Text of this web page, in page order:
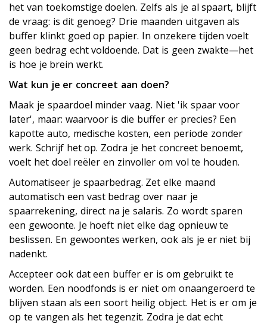
het van toekomstige doelen. Zelfs als je al spaart, blijft
de vraag: is dit genoeg? Drie maanden uitgaven als
buffer klinkt goed op papier. In onzekere tijden voelt
geen bedrag echt voldoende. Dat is geen zwakte—het
is hoe je brein werkt.
Wat kun je er concreet aan doen?
Maak je spaardoel minder vaag. Niet 'ik spaar voor
later', maar: waarvoor is die buffer er precies? Een
kapotte auto, medische kosten, een periode zonder
werk. Schrijf het op. Zodra je het concreet benoemt,
voelt het doel reëler en zinvoller om vol te houden.
Automatiseer je spaarbedrag. Zet elke maand
automatisch een vast bedrag over naar je
spaarrekening, direct na je salaris. Zo wordt sparen
een gewoonte. Je hoeft niet elke dag opnieuw te
beslissen. En gewoontes werken, ook als je er niet bij
nadenkt.
Accepteer ook dat een buffer er is om gebruikt te
worden. Een noodfonds is er niet om onaangeroerd te
blijven staan als een soort heilig object. Het is er om je
op te vangen als het tegenzit. Zodra je dat echt